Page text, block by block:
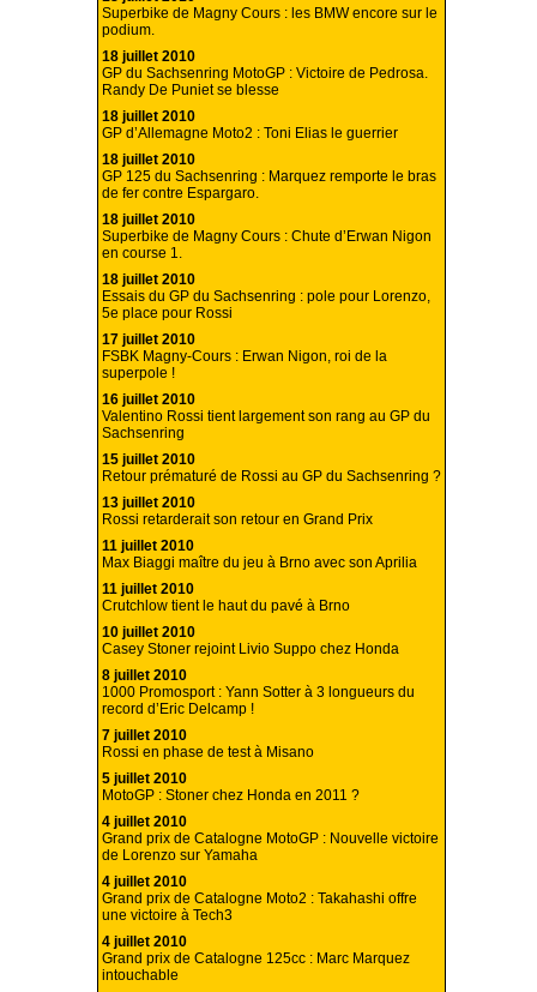
Superbike de Magny Cours : les BMW encore sur le
podium.
18 juillet 2010
GP du Sachsenring MotoGP : Victoire de Pedrosa.
Randy De Puniet se blesse
18 juillet 2010
GP d’Allemagne Moto2 : Toni Elias le guerrier
18 juillet 2010
GP 125 du Sachsenring : Marquez remporte le bras
de fer contre Espargaro.
18 juillet 2010
Superbike de Magny Cours : Chute d’Erwan Nigon
en course 1.
18 juillet 2010
Essais du GP du Sachsenring : pole pour Lorenzo,
5e place pour Rossi
17 juillet 2010
FSBK Magny-Cours : Erwan Nigon, roi de la
superpole !
16 juillet 2010
Valentino Rossi tient largement son rang au GP du
Sachsenring
15 juillet 2010
Retour prématuré de Rossi au GP du Sachsenring ?
13 juillet 2010
Rossi retarderait son retour en Grand Prix
11 juillet 2010
Max Biaggi maître du jeu à Brno avec son Aprilia
11 juillet 2010
Crutchlow tient le haut du pavé à Brno
10 juillet 2010
Casey Stoner rejoint Livio Suppo chez Honda
8 juillet 2010
1000 Promosport : Yann Sotter à 3 longueurs du
record d’Eric Delcamp !
7 juillet 2010
Rossi en phase de test à Misano
5 juillet 2010
MotoGP : Stoner chez Honda en 2011 ?
4 juillet 2010
Grand prix de Catalogne MotoGP : Nouvelle victoire
de Lorenzo sur Yamaha
4 juillet 2010
Grand prix de Catalogne Moto2 : Takahashi offre
une victoire à Tech3
4 juillet 2010
Grand prix de Catalogne 125cc : Marc Marquez
intouchable